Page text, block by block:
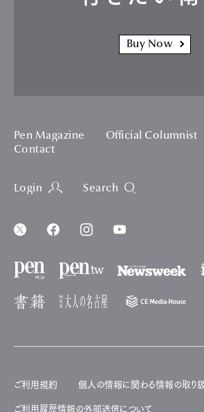
Buy Now
Pen Magazine Official Columnist
Contact
Login Search
ご利用規約 個人の情報に関わる情報の取り
ご利用履歴情報の外部送信について